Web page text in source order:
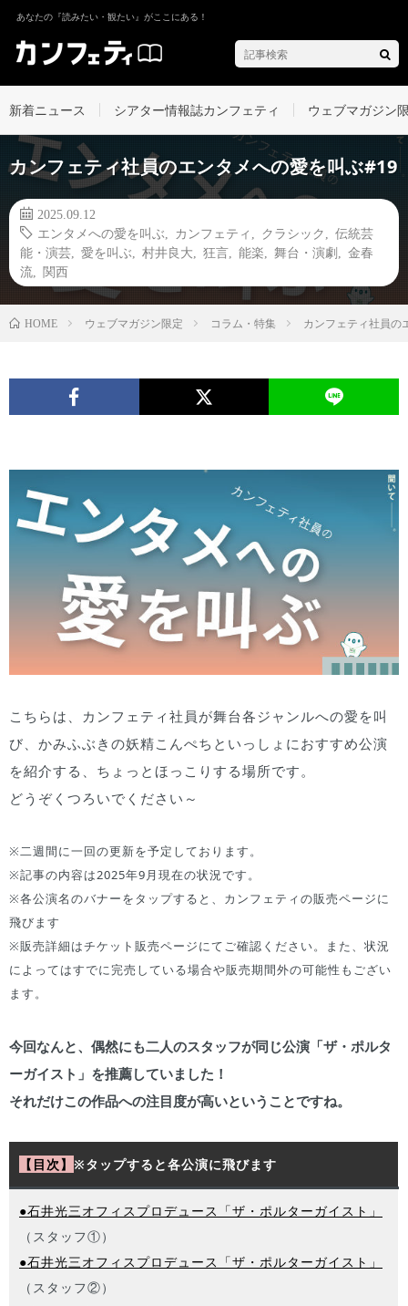
あなたの『読みたい・観たい』がここにある！
新着ニュース シアター情報誌カンフェティ ウェブマガジン
カンフェティ社員のエンタメへの愛を叫ぶ#19
2025.09.12
エンタメへの愛を叫ぶ
カンフェティ クラシック
伝統芸
能・演芸
愛を叫ぶ 村井良大 狂言 能楽 舞台・演劇
金春
流
関西
HOME ウェブマガジン限定 コラム・特集 カンフェティ社員の
こちらは、カンフェティ社員が舞台各ジャンルへの愛を叫
び、かみふぶきの妖精こんぺちといっしょにおすすめ公演
を紹介する、ちょっとほっこりする場所です。
どうぞくつろいでください～
※二週間に一回の更新を予定しております。
※記事の内容は2025年9月現在の状況です。
※各公演名のバナーをタップすると、カンフェティの販売ページに
飛びます
※販売詳細はチケット販売ページにてご確認ください。また、状況
によってはすでに完売している場合や販売期間外の可能性もござい
ます。
今回なんと、偶然にも二人のスタッフが同じ公演「ザ・ポルタ
ーガイスト」を推薦していました！
それだけこの作品への注目度が高いということですね。
【目次】 ※タップすると各公演に飛びます
●石井光三オフィスプロデュース「ザ・ポルターガイスト」
（スタッフ①）
●石井光三オフィスプロデュース「ザ・ポルターガイスト」
（スタッフ②）